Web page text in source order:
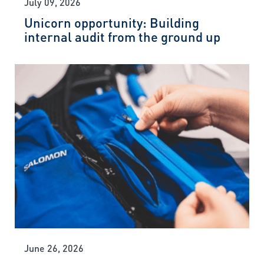
Unicorn opportunity: Building
internal audit from the ground up
June 26, 2026